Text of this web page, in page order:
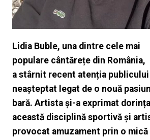
Lidia Buble, una dintre cele mai
populare cântărețe din România,
a stârnit recent atenția
neașteptat legat de o nouă
bară. Artista și-a exprimat
această disciplină sportivă și
provocat amuzament prin o